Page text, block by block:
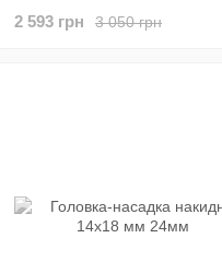
3 050 грн
2 593 грн